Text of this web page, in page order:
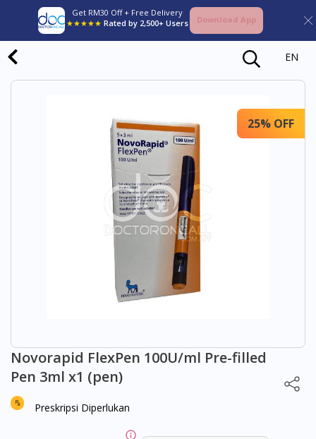
Get RM30 Off + Free Delivery
★★★★★ Rated by 2,500+ Users Download App
EN
25% OFF
Novorapid FlexPen 100U/ml Pre-filled
Pen 3ml x1 (pen)
Preskripsi Diperlukan